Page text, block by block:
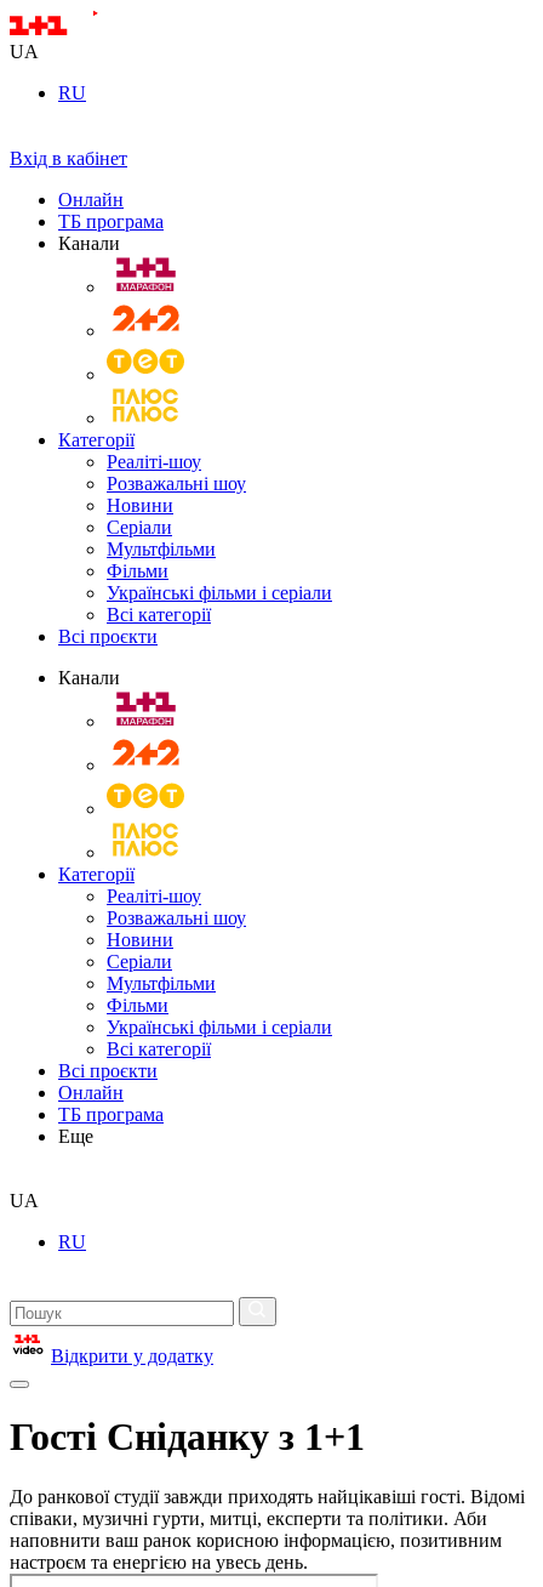
UA
RU
Вхід в кабінет
Онлайн
ТБ програма
Канали
Категорії
Реаліті-шоу
Розважальні шоу
Новини
Серіали
Мультфільми
Фільми
Українські фільми і серіали
Всі категорії
Всі проєкти
Канали
Категорії
Реаліті-шоу
Розважальні шоу
Новини
Серіали
Мультфільми
Фільми
Українські фільми і серіали
Всі категорії
Всі проєкти
Онлайн
ТБ програма
Еще
UA
RU
Відкрити у додатку
Гості Сніданку з 1+1
До ранкової студії завжди приходять найцікавіші гості. Відомі
співаки, музичні гурти, митці, експерти та політики. Аби
наповнити ваш ранок корисною інформацією, позитивним
настроєм та енергією на увесь день.